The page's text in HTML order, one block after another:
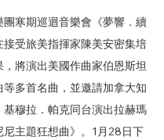
團寒期巡迴音樂會《夢響．續
受旅美指揮家陳美安密集培
將演出美國作曲家伯恩斯坦
等多首名曲，並邀請加拿大知
穆拉．帕克同台演出拉赫瑪
尼主題狂想曲》。1月28日下